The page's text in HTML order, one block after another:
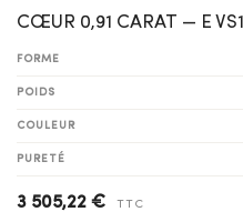
CŒUR 0,91 CARAT — E VS1
FORME
POIDS
COULEUR
PURETÉ
3 505,22 € TTC